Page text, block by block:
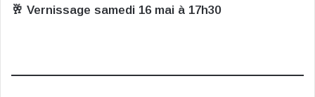
🥂 Vernissage samedi 16 mai à 17h30